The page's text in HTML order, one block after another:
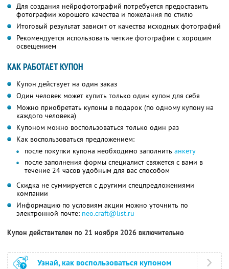
Для создания нейрофотографий потребуется предоставить
фотографии хорошего качества и пожелания по стилю
Итоговый результат зависит от качества исходных фотографий
Рекомендуется использовать четкие фотографии с хорошим
освещением
КАК РАБОТАЕТ КУПОН
Купон действует на один заказ
Один человек может купить только один купон для себя
Можно приобретать купоны в подарок (по одному купону на
каждого человека)
Купоном можно воспользоваться только один раз
Как воспользоваться предложением:
после покупки купона необходимо заполнить анкету
после заполнения формы специалист свяжется с вами в
течение 24 часов удобным для вас способом
Скидка не суммируется с другими спецпредложениями
компании
Информацию по условиям акции можно уточнить по
электронной почте: neo.craft@list.ru
Купон действителен по 21 ноября 2026 включительно
Узнай, как воспользоваться купоном